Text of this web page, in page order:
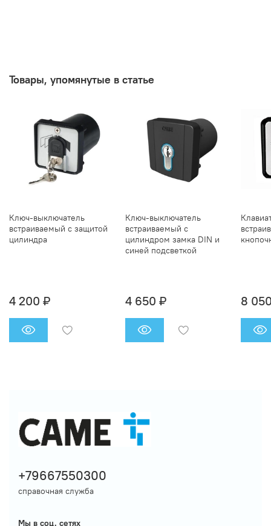
Товары, упомянутые в статье
Ключ-выключатель
встраиваемый с защитой
цилиндра
4 200 ₽
Ключ-выключатель
встраиваемый с
цилиндром замка DIN и
синей подсветкой
4 650 ₽ 8
+79667550300
справочная служба
Мы в соц. сетях